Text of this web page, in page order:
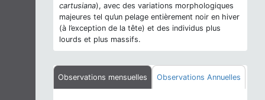
cartusiana), avec des variations morphologiques
majeures tel qu’un pelage entièrement noir en hiver
(à l’exception de la tête) et des individus plus
lourds et plus massifs.
Observations mensuelles Observations Annuelles